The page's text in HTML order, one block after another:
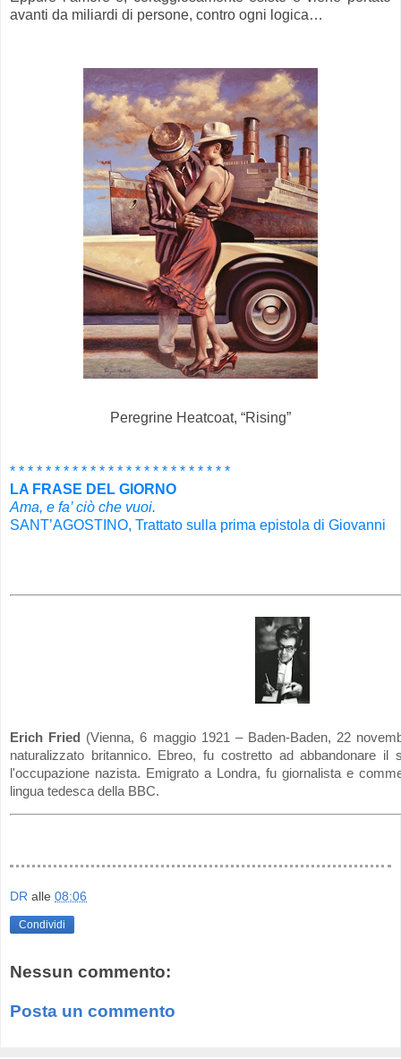
avanti da miliardi di persone, contro ogni logica…
Peregrine Heatcoat, “Rising”
* * * * * * * * * * * * * * * * * * * * * * * * *
LA FRASE DEL GIORNO
Ama, e fa’ ciò che vuoi.
SANT’AGOSTINO, Trattato sulla prima epistola di Giovanni
Erich Fried
(Vienna, 6 maggio 1921 – Baden-Baden, 22
naturalizzato britannico. Ebreo, fu costretto ad abbandonare il
l'occupazione nazista. Emigrato a Londra, fu giornalista e
lingua tedesca della BBC.
DR alle 08:06
Condividi
Nessun commento:
Posta un commento